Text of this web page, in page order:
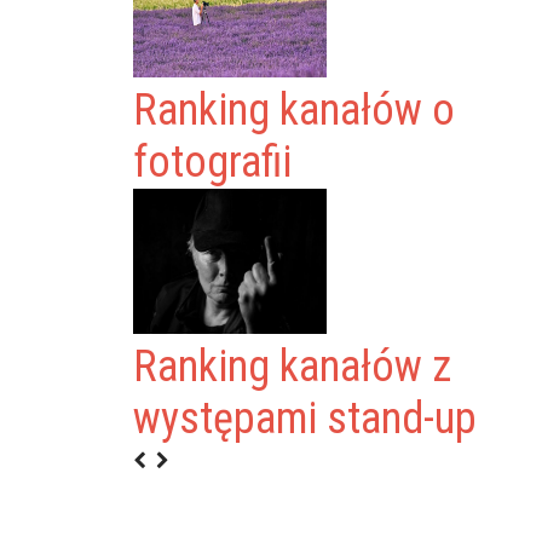
Ranking kanałów o
fotografii
Ranking kanałów z
występami stand-up
BIBLIOTEKA
KRAKOWIE